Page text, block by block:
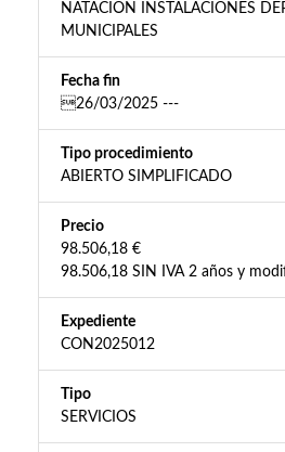
NATACIÓN INSTALACIONES
MUNICIPALES
Fecha fin
26/03/2025 ---
Tipo procedimiento
ABIERTO SIMPLIFICADO
Precio
98.506,18 €
98.506,18 SIN IVA 2 años y
Expediente
CON2025012
Tipo
SERVICIOS